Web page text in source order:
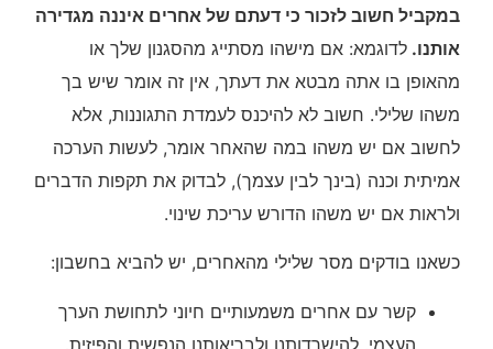
במקביל חשוב לזכור כי דעתם של אחרים איננה מגדירה
אותנו. לדוגמא: אם מישהו מסתייג מהסגנון שלך או
מהאופן בו אתה מבטא את דעתך, אין זה אומר שיש בך
משהו שלילי. חשוב לא להיכנס לעמדת התגוננות, אלא
לחשוב אם יש משהו במה שהאחר אומר, לעשות הערכה
אמיתית וכנה (בינך לבין עצמך), לבדוק את תקפות הדברים
ולראות אם יש משהו הדורש עריכת שינוי.
כשאנו בודקים מסר שלילי מהאחרים, יש להביא בחשבון:
קשר עם אחרים משמעותיים חיוני לתחושת הערך
העצמי, להישרדותנו ולבריאותנו הנפשית והפיזית.